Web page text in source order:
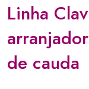
Linha
de cauda